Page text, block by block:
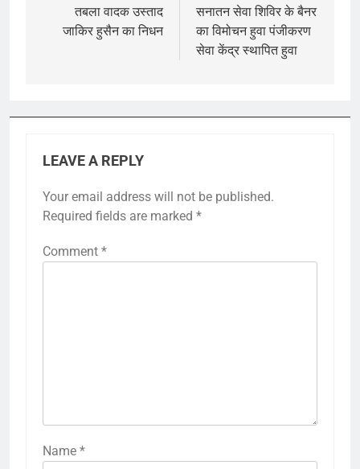
navigation
तबला वादक उस्ताद
जाकिर हुसैन का निधन
सनातन सेवा शिविर के बैनर
का विमोचन हुवा पंजीकरण
सेवा केंद्र स्थापित हुवा
LEAVE A REPLY
Your email address will not be published.
Required fields are marked *
Comment *
Name *